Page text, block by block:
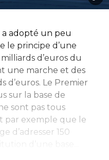
a adopté un peu
le principe d’une
d’euros du
une marche et des
d’euros. Le Premier
sur la base de
sont pas tous
par exemple que le
d’adresser 150